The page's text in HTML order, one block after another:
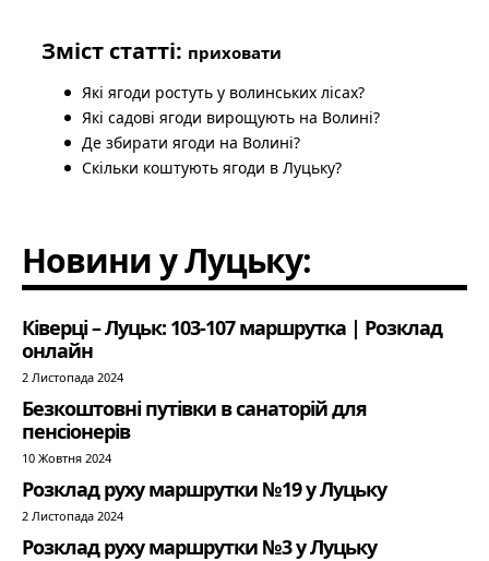
Зміст статті: приховати
Які ягоди ростуть у волинських лісах?
Які садові ягоди вирощують на Волині?
Де збирати ягоди на Волині?
Скільки коштують ягоди в Луцьку?
Новини у Луцьку:
Ківерці – Луцьк: 103-107 маршрутка | Розклад
онлайн
2 Листопада 2024
Безкоштовні путівки в санаторій для
пенсіонерів
10 Жовтня 2024
Розклад руху маршрутки №19 у Луцьку
2 Листопада 2024
Розклад руху маршрутки №3 у Луцьку